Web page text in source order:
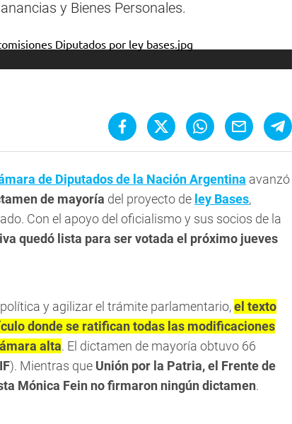
y Bienes Personales.
de Diputados de la Nación Argentina avanzó
de mayoría del proyecto de ley Bases,
Con el apoyo del oficialismo y sus socios de la
quedó lista para ser votada el próximo jueves
y agilizar el trámite parlamentario,el texto
donde se ratifican todas las modificaciones
alta. El dictamen de mayoría obtuvo 66
). Mientras que Unión por la Patria, el Frente de
Mónica Fein no firmaron ningún dictamen.